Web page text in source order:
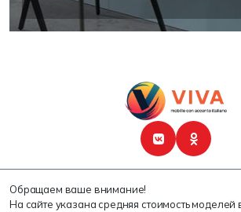
Обращаем ваше внимание!
На сайте указана средняя стоимость моделей